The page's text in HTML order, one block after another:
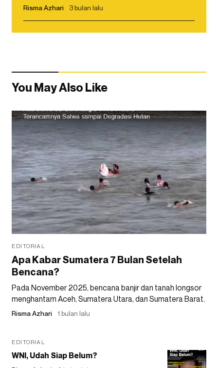
Risma Azhari 3 bulan lalu
You May Also Like
EDITORIAL
Apa Kabar Sumatera 7 Bulan Setelah
Bencana?
Pada November 2025, bencana banjir dan tanah longsor
menghantam Aceh, Sumatera Utara, dan Sumatera Barat.
Risma Azhari 1 bulan lalu
EDITORIAL
WNI, Udah Siap Belum?